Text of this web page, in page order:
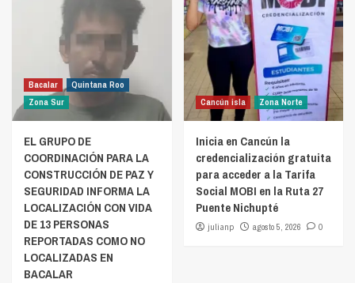
Bacalar
Quintana Roo
Zona Sur
EL GRUPO DE
COORDINACIÓN PARA LA
CONSTRUCCIÓN DE PAZ Y
SEGURIDAD INFORMA LA
LOCALIZACIÓN CON VIDA
DE 13 PERSONAS
REPORTADAS COMO NO
LOCALIZADAS EN
BACALAR
Cancún isla Zona Norte
Inicia en Cancún la
credencialización gratuita
para acceder a la Tarifa
Social MOBI en la Ruta 27
Puente Nichupté
julianp agosto 5, 2026 0